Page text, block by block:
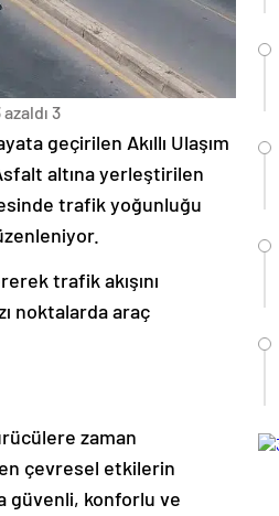
3
geçirilen Akıllı Ulaşım
altına yerleştirilen
trafik yoğunluğu
trafik akışını
noktalarda araç
zaman
çevresel etkilerin
güvenli, konforlu ve